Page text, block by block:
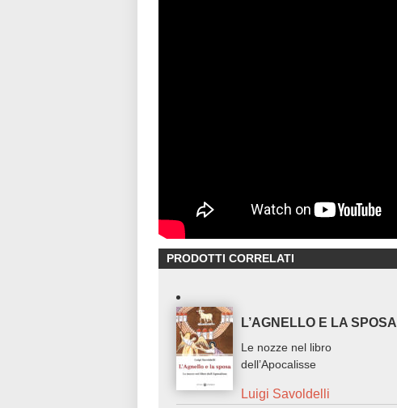
PRODOTTI CORRELATI
L’AGNELLO E LA SPOSA
Le nozze nel libro
dell’Apocalisse
Luigi Savoldelli